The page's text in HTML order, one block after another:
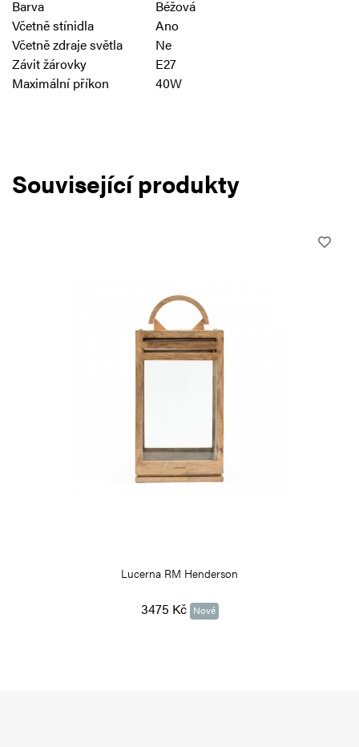
Barva
Béžová
Včetně stínidla
Ano
Včetně zdraje světla
Ne
Závit žárovky
E27
Maximální příkon
40W
Související produkty
Lucerna RM Henderson
3475 Kč Nové